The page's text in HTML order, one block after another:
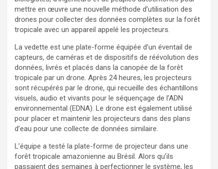
mettre en œuvre une nouvelle méthode d’utilisation des
drones pour collecter des données complètes sur la forêt
tropicale avec un appareil appelé les projecteurs.
La vedette est une plate-forme équipée d’un éventail de
capteurs, de caméras et de dispositifs de réévolution des
données, livrés et placés dans la canopée de la forêt
tropicale par un drone. Après 24 heures, les projecteurs
sont récupérés par le drone, qui recueille des échantillons
visuels, audio et vivants pour le séquençage de l’ADN
environnemental (EDNA). Le drone est également utilisé
pour placer et maintenir les projecteurs dans des plans
d’eau pour une collecte de données similaire.
L’équipe a testé la plate-forme de projecteur dans une
forêt tropicale amazonienne au Brésil. Alors qu’ils
passaient des semaines à perfectionner le système, les